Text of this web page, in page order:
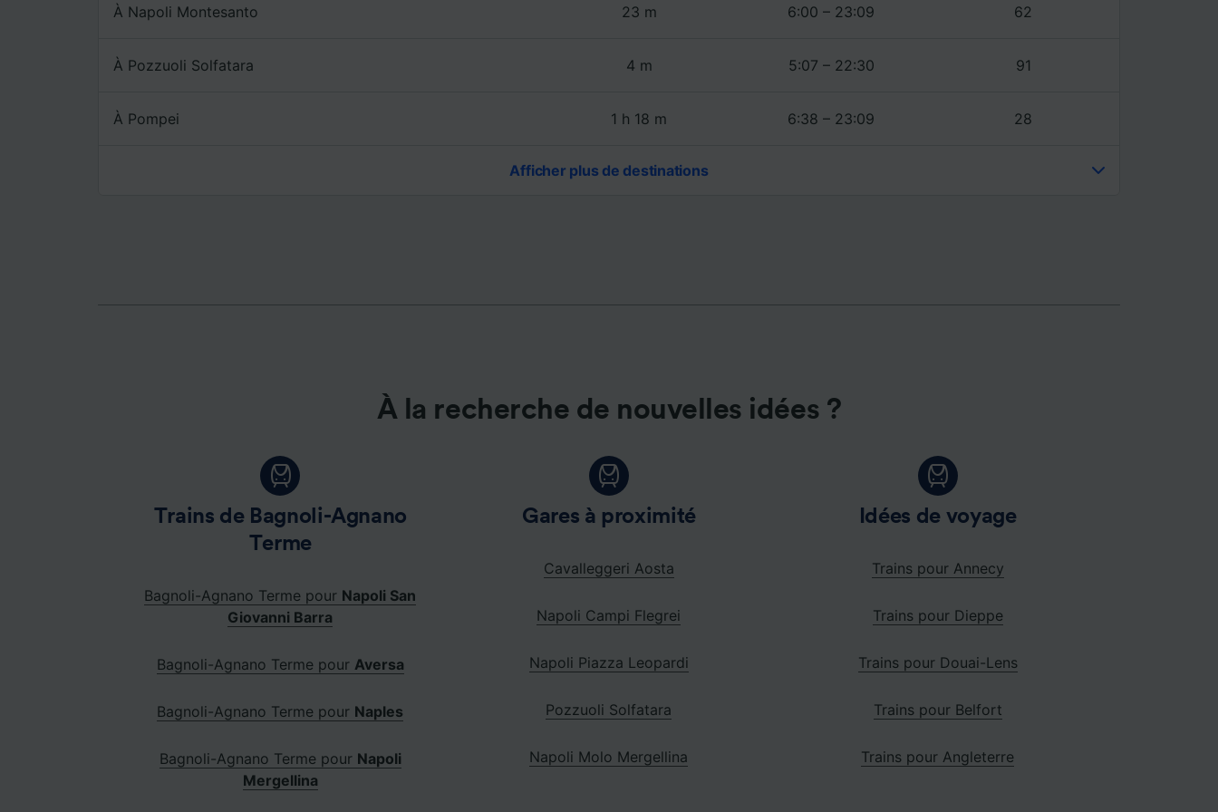
À Napoli Montesanto 23 m 6:00 – 23:09 62
À Pozzuoli Solfatara 4 m 5:07 – 22:30 91
À Pompei 1 h 18 m 6:38 – 23:09 28
Afficher plus de destinations
À la recherche de nouvelles idées ?
Trains de Bagnoli-Agnano
Terme
Bagnoli-Agnano Terme pour Napoli San
Giovanni Barra
Bagnoli-Agnano Terme pour Aversa
Bagnoli-Agnano Terme pour Naples
Bagnoli-Agnano Terme pour Napoli
Mergellina
Gares à proximité
Cavalleggeri Aosta
Napoli Campi Flegrei
Napoli Piazza Leopardi
Pozzuoli Solfatara
Napoli Molo Mergellina
Idées de voyage
Trains pour Annecy
Trains pour Dieppe
Trains pour Douai-Lens
Trains pour Belfort
Trains pour Angleterre